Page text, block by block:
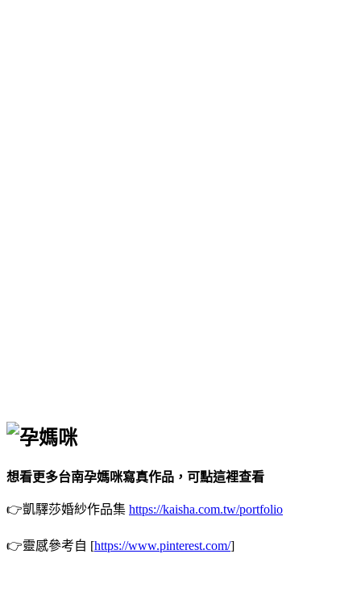
想看更多台南孕媽咪寫真作品，可點這裡查看
👉凱驛莎婚紗作品集 https://kaisha.com.tw/portfolio
👉靈感參考自 [https://www.pinterest.com/]